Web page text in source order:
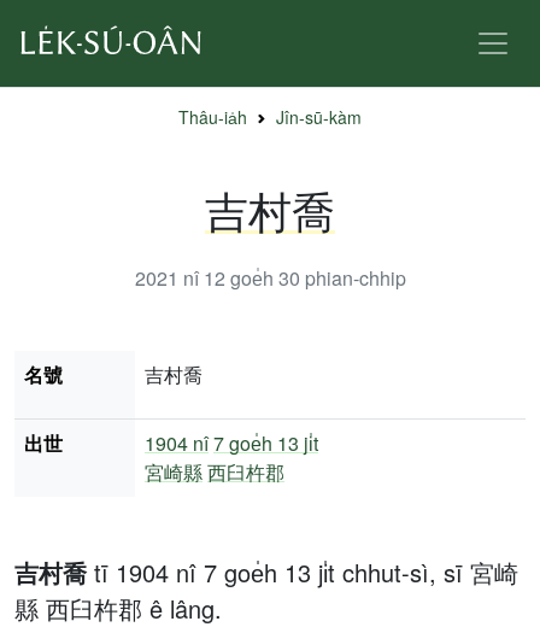
Thâu-ia̍h Jîn-sū-kàm
吉村喬
2021 nî 12 goe̍h 30 phian-chhip
吉村喬 tī 1904 nî 7 goe̍h 13 ji̍t chhut-sì, sī 宮崎
縣 西臼杵郡 ê lâng.
名號 吉村喬
出世 1904 nî7 goe̍h 13 ji̍t
宮崎縣西臼杵郡